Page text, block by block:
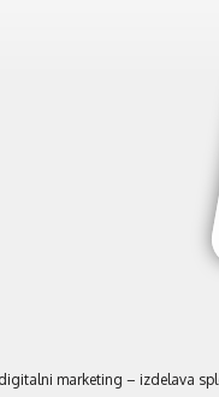
marketing – izdelava